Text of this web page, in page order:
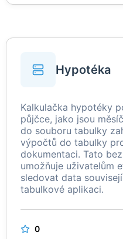
Hypotéka
Kalkulačka hypotéky
půjčce, jako jsou
do souboru tabulky
výpočtů do tabulky
dokumentaci. Tato
umožňuje uživatelům
sledovat data
tabulkové aplikaci.
0